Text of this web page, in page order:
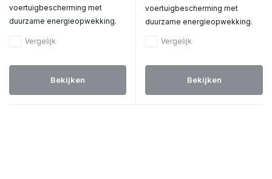
voertuigbescherming met
duurzame energieopwekking.
Vergelijk
Bekijken
voertuigbescherming met
duurzame energieopwekking.
Vergelijk
Bekijken